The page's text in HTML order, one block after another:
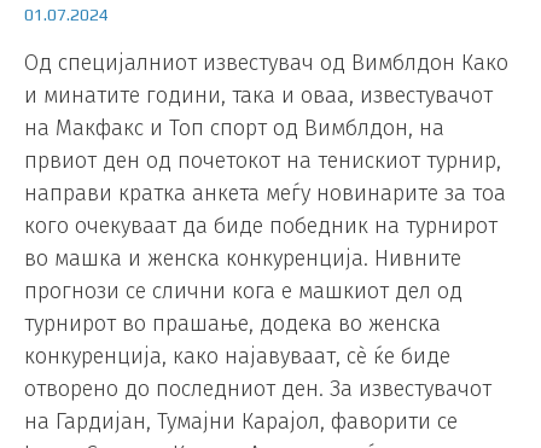
01.07.2024
Од специјалниот известувач од Вимблдон Како
и минатите години, така и оваа, известувачот
на Макфакс и Топ спорт од Вимблдон, на
првиот ден од почетокот на тенискиот турнир,
направи кратка анкета меѓу новинарите за тоа
кого очекуваат да биде победник на турнирот
во машка и женска конкуренција. Нивните
прогнози се слични кога е машкиот дел од
турнирот во прашање, додека во женска
конкуренција, како најавуваат, сè ќе биде
отворено до последниот ден. За известувачот
на Гардијан, Тумајни Карајол, фаворити се